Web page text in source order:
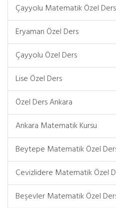
Çayyolu Matematik Özel Ders
Eryaman Özel Ders
Çayyolu Özel Ders
Lise Özel Ders
Özel Ders Ankara
Ankara Matematik Kursu
Beytepe Matematik Özel
Cevizlidere Matematik Özel
Beşevler Matematik Özel